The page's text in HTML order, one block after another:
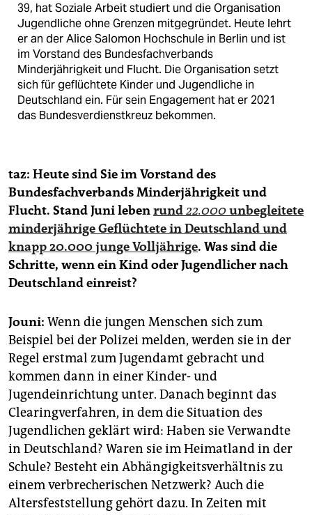
39, hat Soziale Arbeit studiert und die Organisation
Jugendliche ohne Grenzen mitgegründet. Heute lehrt
er an der Alice Salomon Hochschule in Berlin und ist
im Vorstand des Bundesfachverbands
Minderjährigkeit und Flucht. Die Organisa­tion setzt
sich für geflüchtete Kinder und Jugendliche in
Deutschland ein. Für sein Engagement hat er 2021
das Bundesverdienstkreuz bekommen.
taz: Heute sind Sie im Vorstand des
Bundesfachverbands Minderjährigkeit und
Flucht. Stand Juni lebenrund22.000unbegleitete
minderjährige Geflüchtete in Deutschland und
knapp 20.000 junge Volljährige. Was sind die
Schritte, wenn ein Kind oder Jugendlicher nach
Deutschland einreist?
Jouni: Wenn die jungen Menschen sich zum
Beispiel bei der Polizei melden, werden sie in der
Regel erstmal zum Jugendamt gebracht und
kommen dann in einer Kinder- und
Jugendeinrichtung unter. Danach beginnt das
Clearingverfahren, in dem die Situation des
Jugendlichen geklärt wird: Haben sie Verwandte
in Deutschland? Waren sie im Heimatland in der
Schule? Besteht ein Abhängigkeitsverhältnis zu
einem verbrecherischen Netzwerk? Auch die
Altersfeststellung gehört dazu. In Zeiten mit